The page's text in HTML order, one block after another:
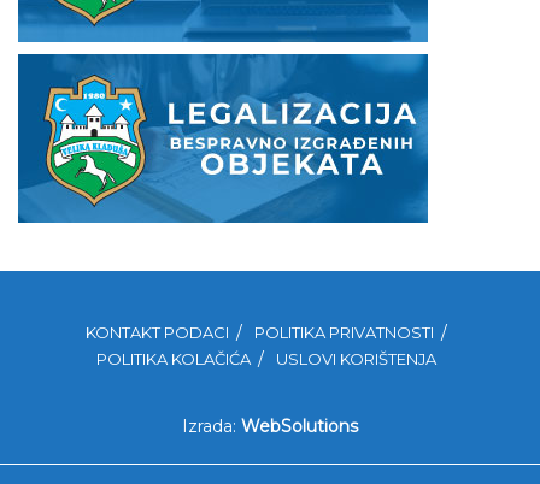
KONTAKT PODACI
POLITIKA PRIVATNOSTI
POLITIKA KOLAČIĆA
USLOVI KORIŠTENJA
Izrada: WebSolutions